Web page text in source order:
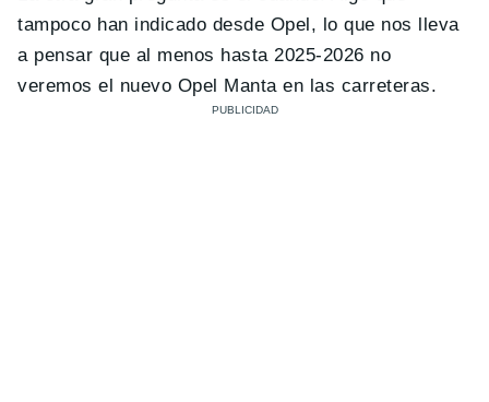
tampoco han indicado desde Opel, lo que nos lleva
a pensar que al menos hasta 2025-2026 no
veremos el nuevo Opel Manta en las carreteras.